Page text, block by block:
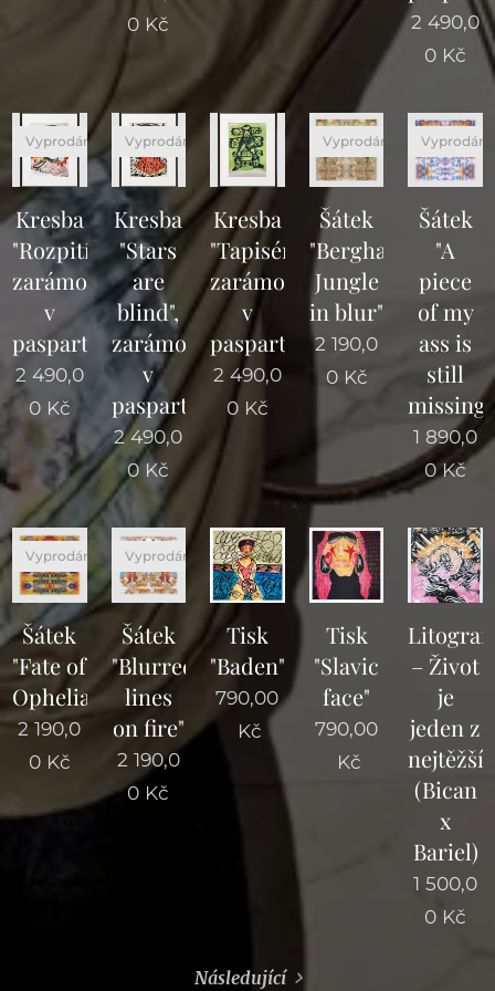
ý v
Císařský
lázních,
Karlovy
Vary
Rozměr
y: 70 x
70 cm
Materiál
: 100%
hedvábn
ý satén
0 Kč
2 490,0
0 Kč
Kresba
"Rozpití",
zarámovaná
v
paspartě
Vyprodáno
2 490,0
0Kč
Kresba
"Stars
are
blind",
zarámovaná
v
paspartě
Vyprodáno
2 490,0
0Kč
Kresba
"Tapisérie",
zarámovaná
v
paspartě
2 490,0
0Kč
Šátek
"Berghain,
Jungle
in blur"
Vyprodáno
2 190,0
0Kč
Šátek
"A
piece
of my
ass is
still
missing"
1 890,0
0Kč
Šátek
"Fate of
Ophelia"
Vyprodáno
2 190,0
0Kč
Šátek
"Blurred
lines
on fire"
Vyprodáno
2 190,0
0 Kč
Tisk
"Baden"
790,00
Kč
Tisk
"Slavic
face"
790,00
Kč
– Život
je
jeden z
(Bican
x
Bariel)
1 500,0
0 Kč
Následující